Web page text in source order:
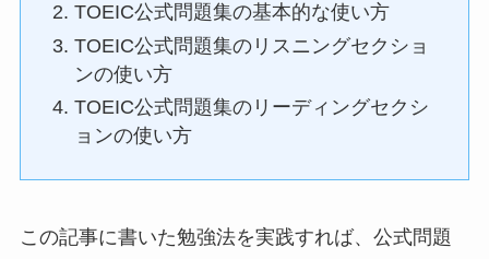
TOEIC公式問題集の基本的な使い方
TOEIC公式問題集のリスニングセクショ
ンの使い方
TOEIC公式問題集のリーディングセクシ
ョンの使い方
この記事に書いた勉強法を実践すれば、公式問題